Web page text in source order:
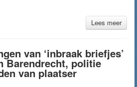
Lees meer
van ‘inbraak briefjes’
Barendrecht, politie
van plaatser